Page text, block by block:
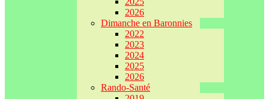
2026
Dimanche en Baronnies
2022
2023
2024
2025
2026
Rando-Santé